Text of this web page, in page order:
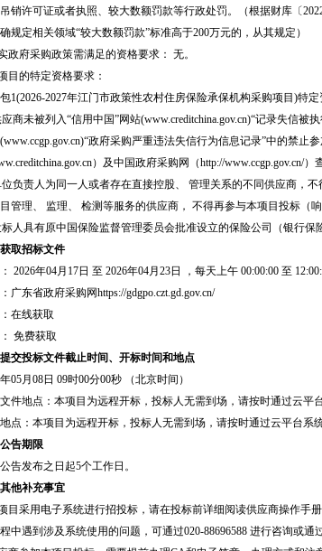
销许可证或者执照、较大数额罚款等行政处罚。（根据财库〔
规定相关领域“较大数额罚款”标准高于200万元的，从其规定）
政府采购政策需满足的资格要求： 无。
目的特定资格要求：
1(2026-2027年江门市政策性农村住房保险承保机构采购项目)特
商未被列入“信用中国”网站(www.creditchina.gov.cn)“记录失信
政府采购严重违法失信行为信息记录”中的禁
）及中国政府采购网（http://
位负责人为同一人或者存在直接控股、 管理关系的不同供应商，
管理、 监理、 检测等服务的供应商， 不得再参与本项目投标（
人具有原中国保险监督管理委员会批准设立的保险公司（银行
取招标文件
2026年04月17日 至 2026年04月23日 ，每天上午 00:00:00 至
广东省政府采购网https://gdgpo.czt.gd.gov.cn/
在线获取
免费获取
交投标文件截止时间、开标时间和地点
05月08日 09时00分00秒
（北京时间）
件地点： 本项目为远程开标，投标人无需到场，请按时通过云平
点： 本项目为远程开标，投标人无需到场，请按时通过云平台系
告期限
告发布之日起5个工作日。
他补充事宜
目采用电子系统进行招投标，请在投标前详细阅读供应商操作手册
中遇到涉及系统使用的问题，可通过020-88696588 进行咨询或